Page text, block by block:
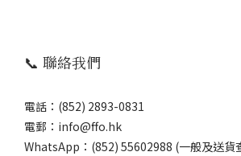
📞 聯絡我們
電話：(852) 2893-0831
電郵：info@ffo.hk
WhatsApp： (852) 55602988 (一般及送貨